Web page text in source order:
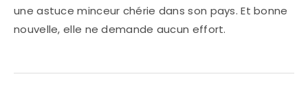
une astuce minceur chérie dans son pays. Et bonne
nouvelle, elle ne demande aucun effort.